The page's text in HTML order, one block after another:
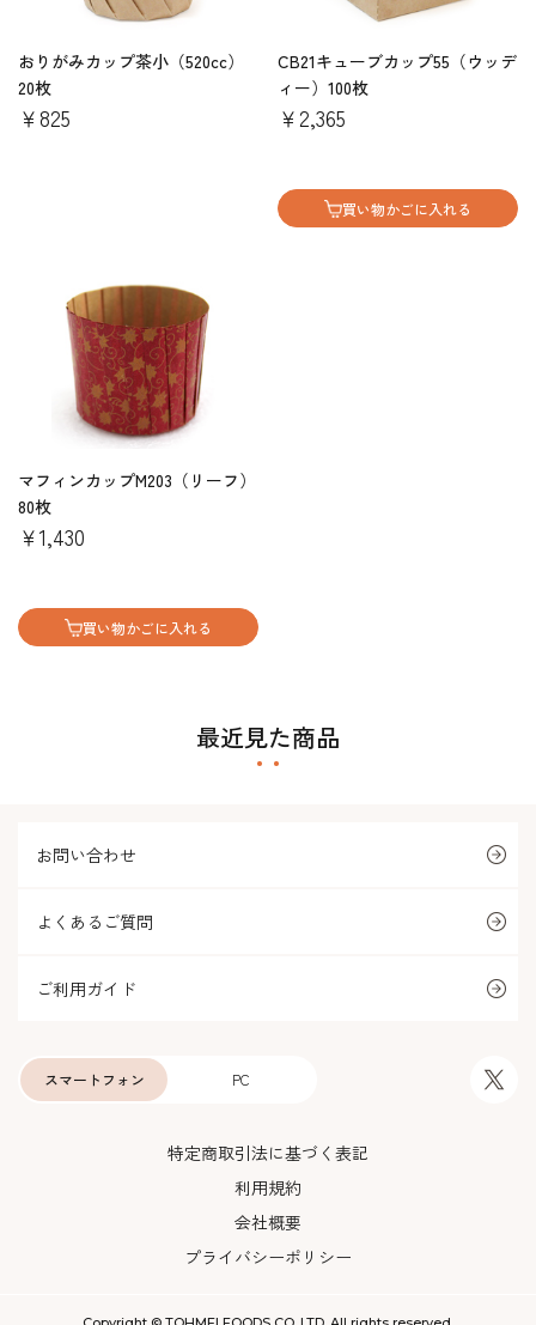
おりがみカップ茶小（520cc）
20枚
￥825
CB21キューブカップ55（ウッデ
ィー）100枚
￥2,365
買い物かごに入れる
マフィンカップM203（リーフ）
80枚
￥1,430
買い物かごに入れる
最近見た商品
お問い合わせ
よくあるご質問
ご利用ガイド
PC
スマートフォン
特定商取引法に基づく表記
利用規約
会社概要
プライバシーポリシー